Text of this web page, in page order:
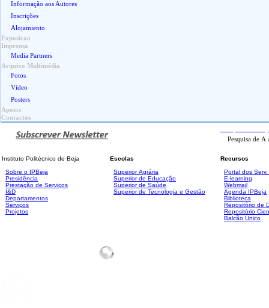
Informação aos Autores
Inscrições
Alojamiento
Exposicao
Imprensa
Media Partners
Arquivo Multimédia
Fotos
Vídeo
Posters
Apoios
Contactos
Instituto Politécnico de Beja
Sobre o IPBeja
Presidência
Prestação de Serviços
I&D
Departamentos
Serviços
Projetos
Escolas
Superior Agrária
Superior de Educação
Superior de Saúde
Superior de Tecnologia e Gestão
Recursos
Portal dos
E-learning
Webmail
Agenda IPBeja
Biblioteca
Repositório de
Repositório
Balcão Único